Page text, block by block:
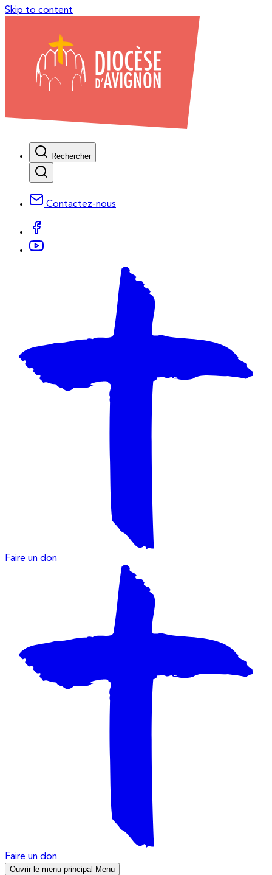
Skip to content
Rechercher
Contactez-nous
Faire un don
Faire un don
Ouvrir le menu principal Menu